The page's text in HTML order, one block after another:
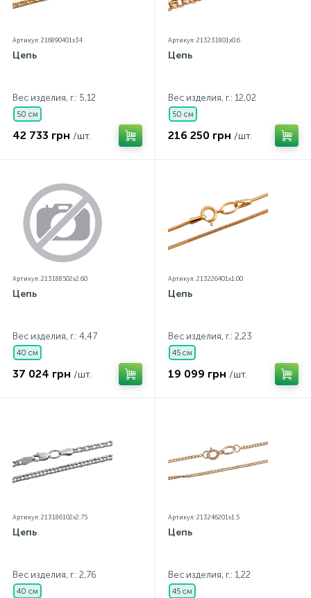
Артикул: 216890401x34
Цепь
Вес изделия, г.: 5,12
50 см
42 733 грн /шт.
Артикул: 213231801x0.6
Цепь
Вес изделия, г.: 12,02
50 см
216 250 грн /шт.
Артикул: 213188502x2.60
Цепь
Вес изделия, г.: 4,47
40 см
37 024 грн /шт.
Артикул: 213226401x1.00
Цепь
Вес изделия, г.: 2,23
45 см
19 099 грн /шт.
Артикул: 213186102x2.75
Цепь
Вес изделия, г.: 2,76
40 см
Артикул: 213246201x1.5
Цепь
Вес изделия, г.: 1,22
45 см